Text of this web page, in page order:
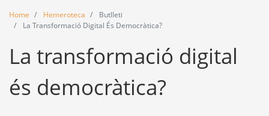
Events
Training
Home Hemeroteca
Butlleti
La Transformació Digital És Democràtica?
La transformació digital
és democràtica?